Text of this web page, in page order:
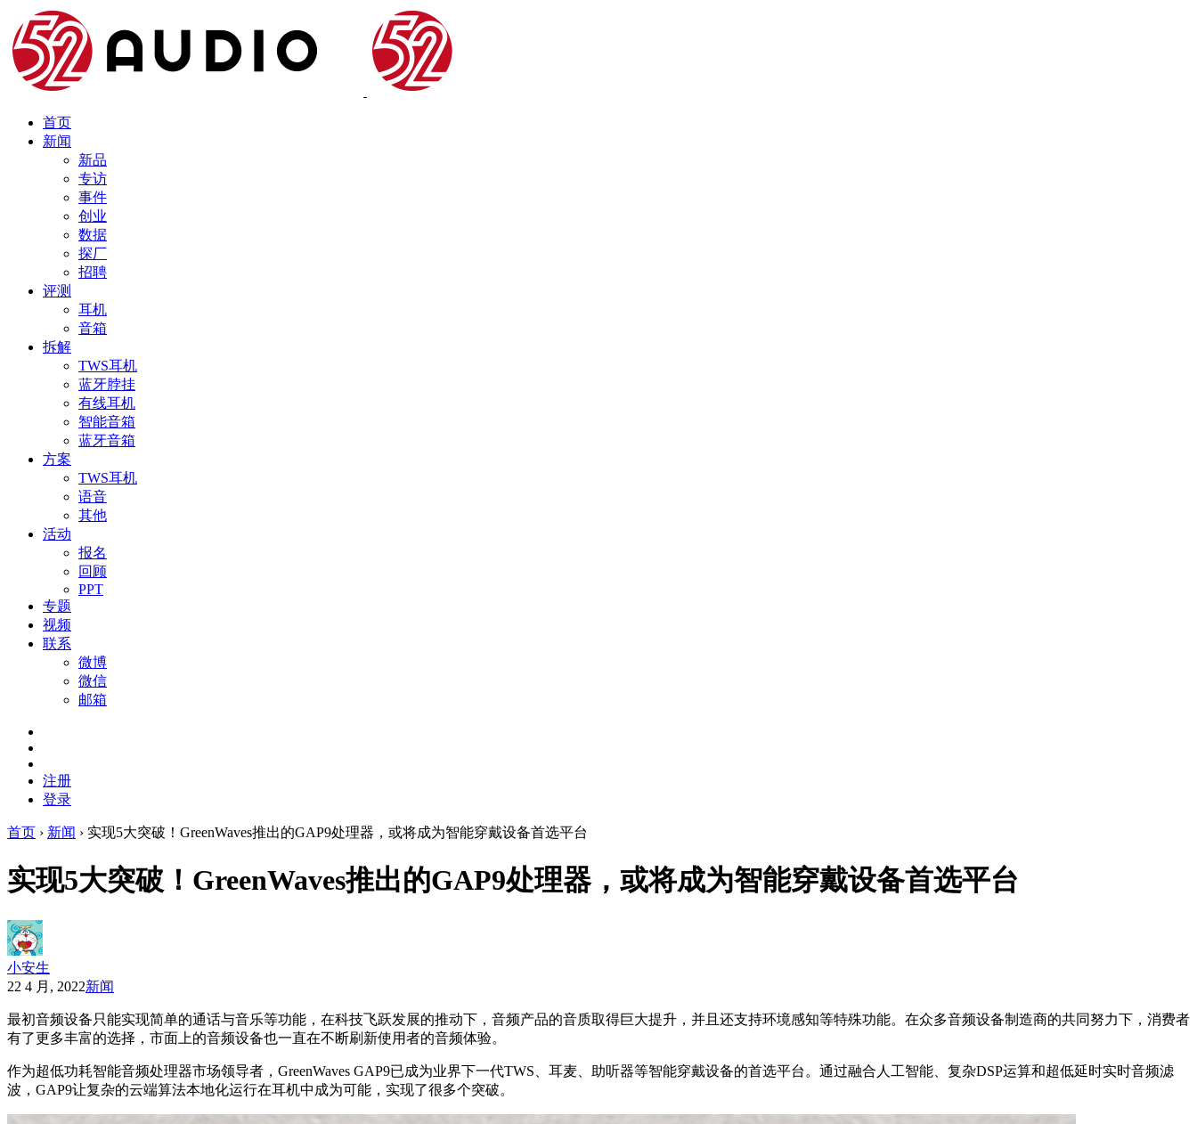
首页
新闻
新品
专访
事件
创业
数据
探厂
招聘
评测
耳机
音箱
拆解
TWS耳机
蓝牙脖挂
有线耳机
智能音箱
蓝牙音箱
方案
TWS耳机
语音
其他
活动
报名
回顾
PPT
专题
视频
联系
微博
微信
邮箱
注册
登录
首页 › 新闻 › 实现5大突破！GreenWaves推出的GAP9处理器，或将成为智能穿戴设备首选平台
实现5大突破！GreenWaves推出的GAP9处理器，或将成为智能穿戴设备首选平台
小安生
22 4 月, 2022新闻
最初音频设备只能实现简单的通话与音乐等功能，在科技飞跃发展的推动下，音频产品的音质取得巨大提升，并且还支持环境感知等特殊功能。在众多音频设备制造商的共同努力下，消费者
有了更多丰富的选择，市面上的音频设备也一直在不断刷新使用者的音频体验。
作为超低功耗智能音频处理器市场领导者，GreenWaves GAP9已成为业界下一代TWS、耳麦、助听器等智能穿戴设备的首选平台。通过融合人工智能、复杂DSP运算和超低延时实时音频滤
波，GAP9让复杂的云端算法本地化运行在耳机中成为可能，实现了很多个突破。